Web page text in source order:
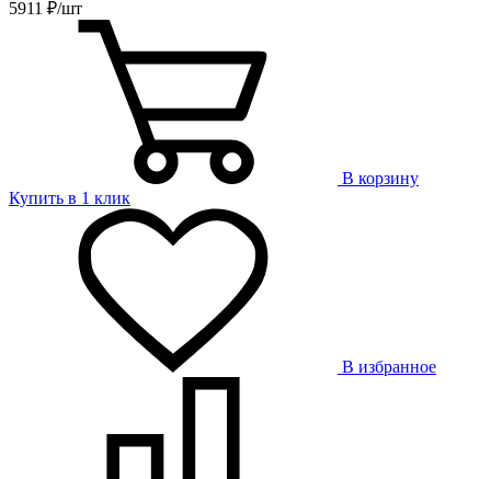
5911 ₽/шт
В корзину
Купить в 1 клик
В избранное